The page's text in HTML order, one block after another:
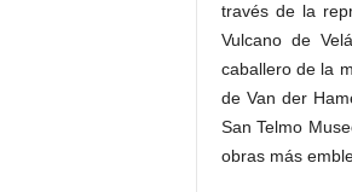
través de la
Vulcano de
caballero de la
de Van der
San Telmo
obras más